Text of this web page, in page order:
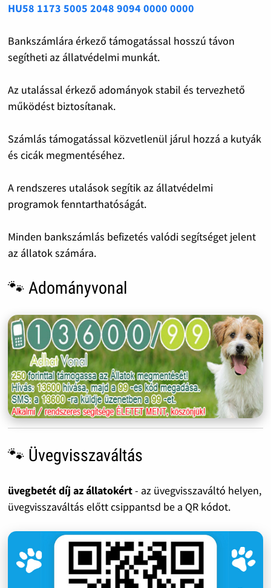
HU58 1173 5005 2048 9094 0000 0000
Bankszámlára érkező támogatással hosszú távon
segítheti az állatvédelmi munkát.
Az utalással érkező adományok stabil és tervezhető
működést biztosítanak.
Számlás támogatással közvetlenül járul hozzá a kutyák
és cicák megmentéséhez.
A rendszeres utalások segítik az állatvédelmi
programok fenntarthatóságát.
Minden bankszámlás befizetés valódi segítséget jelent
az állatok számára.
🐾 Adományvonal
🐾 Üvegvisszaváltás
üvegbetét díj az állatokért- az üvegvisszaváltó helyen,
üvegvisszaváltás előtt csippantsd be a QR kódot.